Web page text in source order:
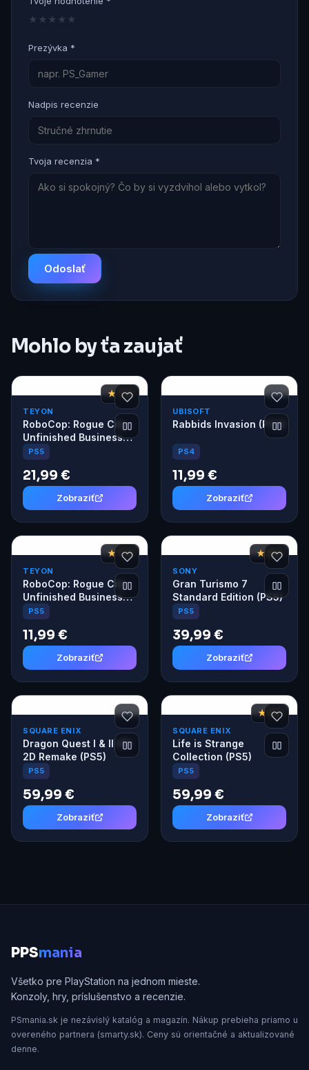
★
★
★
★
★
Prezývka *
Nadpis recenzie
Tvoja recenzia *
Odoslať
Mohlo by ťa zaujať
★ 7,8
TEYON
RoboCop: Rogue City -
Unfinished Business
(PS5)
PS5
21,99 €
Zobraziť
UBISOFT
Rabbids Invasion (PS4)
PS4
11,99 €
Zobraziť
★ 7,8
TEYON
RoboCop: Rogue City -
Unfinished Business
(PS5)
PS5
11,99 €
Zobraziť
★ 8,6
SONY
Gran Turismo 7
Standard Edition (PS5)
PS5
39,99 €
Zobraziť
SQUARE ENIX
Dragon Quest I & II HD-
2D Remake (PS5)
PS5
59,99 €
Zobraziť
★ 8,2
SQUARE ENIX
Life is Strange
Collection (PS5)
PS5
59,99 €
Zobraziť
PPSmania
Všetko pre PlayStation na jednom mieste.
Konzoly, hry, príslušenstvo a recenzie.
PSmania.sk je nezávislý katalóg a magazín. Nákup prebieha priamo u
overeného partnera (smarty.sk). Ceny sú orientačné a aktualizované
denne.